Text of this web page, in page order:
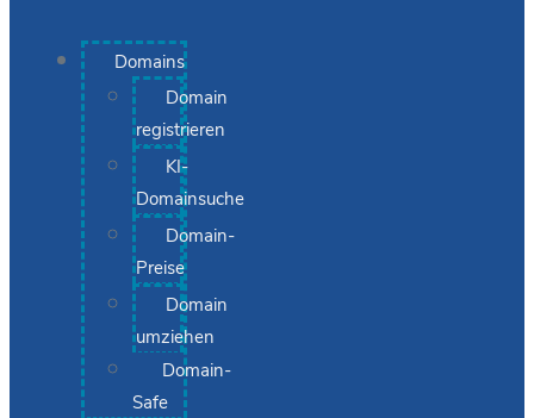
Domains
Domain
registrieren
KI-
Domainsuche
Domain-
Preise
Domain
umziehen
Domain-
Safe